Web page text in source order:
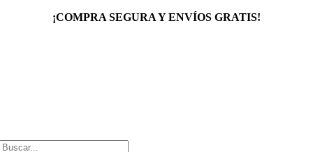
¡COMPRA SEGURA Y ENVÍOS GRATIS!